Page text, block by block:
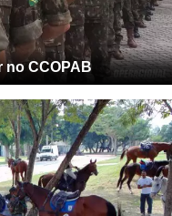
no CCOPAB